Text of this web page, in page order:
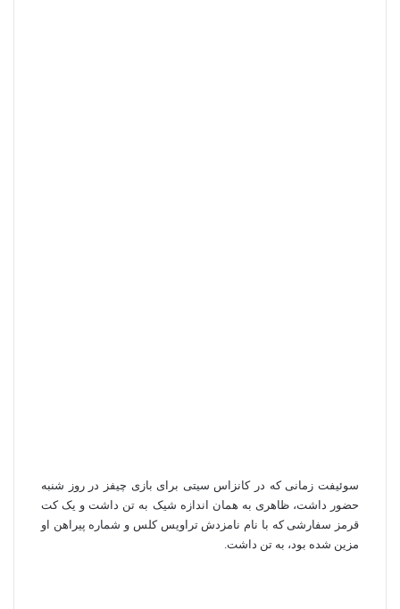
سوئیفت زمانی که در کانزاس سیتی برای بازی چیفز در روز شنبه
حضور داشت، ظاهری به همان اندازه شیک به تن داشت و یک کت
قرمز سفارشی که با نام نامزدش تراویس کلس و شماره پیراهن او
مزین شده بود، به تن داشت.